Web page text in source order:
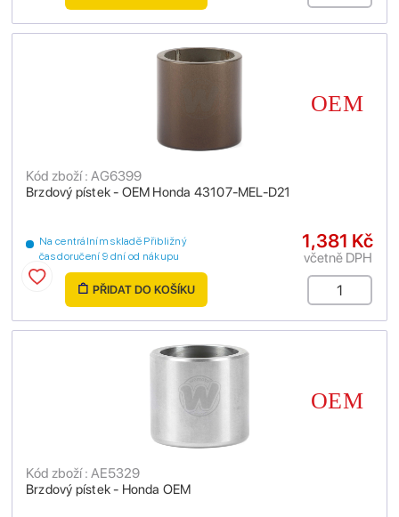
Brzdový pístek - OEM Honda 43107-MEL-D21
Kód zboží : AG6399
Na centrálním skladě Přibližný
čas doručení 9 dní od nákupu
1,381 Kč
včetně DPH
PŘIDAT DO KOŠÍKU
Brzdový pístek - Honda OEM
Kód zboží : AE5329